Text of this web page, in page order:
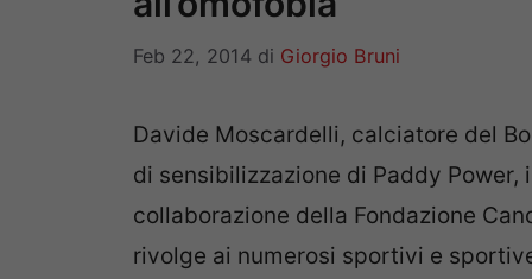
Feb 22, 2014 di Giorgio Bruni
Davide Moscardelli, calciatore del
di sensibilizzazione di Paddy
collaborazione della Fondazione
rivolge ai numerosi sportivi e